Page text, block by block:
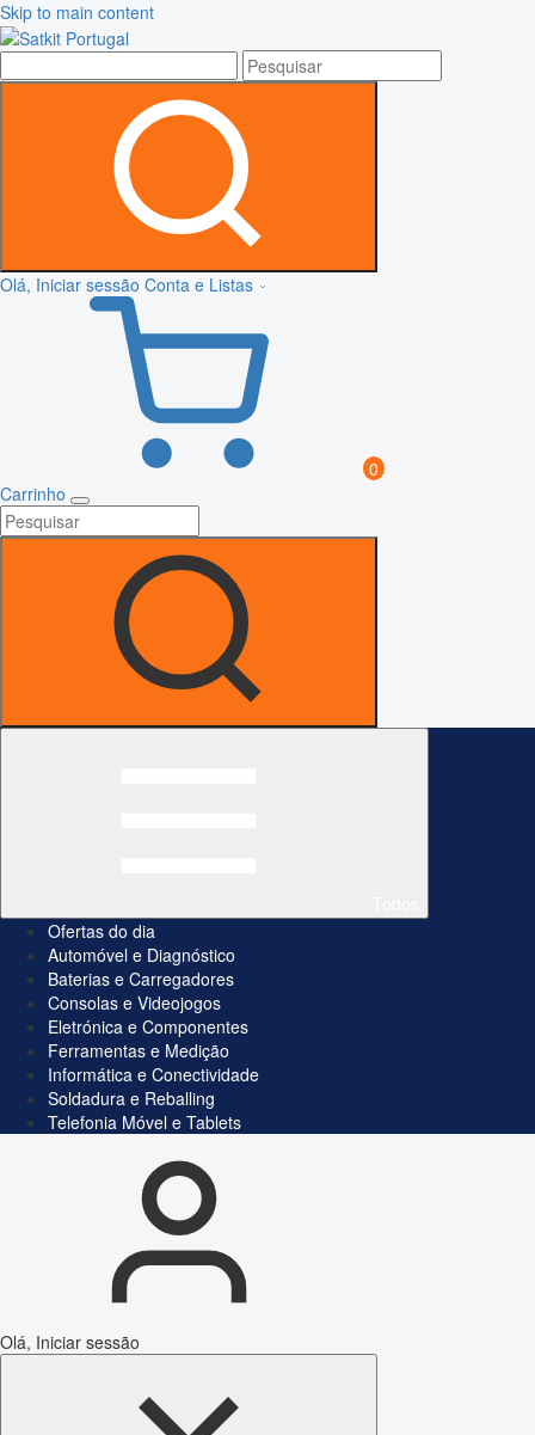
Skip to main content
Olá, Iniciar sessão Conta e Listas
0
Carrinho
Ofertas do dia
Automóvel e Diagnóstico
Baterias e Carregadores
Consolas e Videojogos
Eletrónica e Componentes
Ferramentas e Medição
Informática e Conectividade
Soldadura e Reballing
Telefonia Móvel e Tablets
Olá, Iniciar sessão